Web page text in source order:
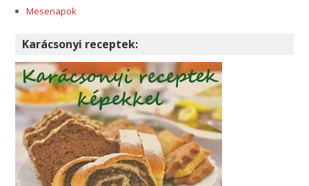
Mesenapok
Karácsonyi receptek: